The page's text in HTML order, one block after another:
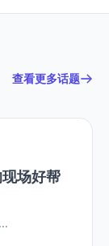
查看更多话题
场好帮